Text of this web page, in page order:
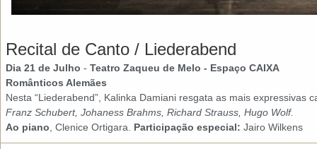
Recital de Canto / Liederabend
Dia 21 de Julho - Teatro Zaqueu de Melo - Espaço CAIXA
Românticos Alemães
Nesta “Liederabend”, Kalinka Damiani resgata as mais expressivas
Franz Schubert, Johaness Brahms, Richard Strauss, Hugo Wolf.
Ao piano , Clenice Ortigara. Participação especial: Jairo Wilkens